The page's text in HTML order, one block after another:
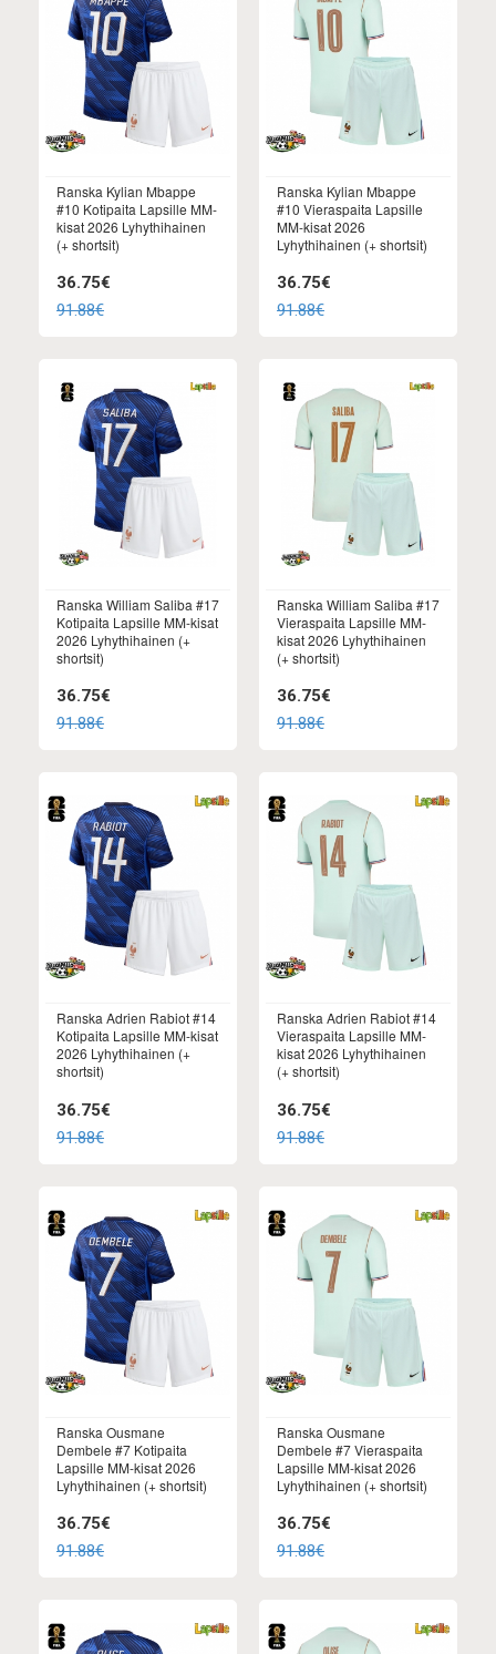
Ranska Kylian Mbappe
#10 Kotipaita Lapsille MM-
kisat 2026 Lyhythihainen
(+ shortsit)
36.75€
91.88€
Ranska Kylian Mbappe
#10 Vieraspaita Lapsille
MM-kisat 2026
Lyhythihainen (+ shortsit)
36.75€
91.88€
Ranska William Saliba #17
Kotipaita Lapsille MM-kisat
2026 Lyhythihainen (+
shortsit)
36.75€
91.88€
Ranska William Saliba #17
Vieraspaita Lapsille MM-
kisat 2026 Lyhythihainen
(+ shortsit)
36.75€
91.88€
Ranska Adrien Rabiot #14
Kotipaita Lapsille MM-kisat
2026 Lyhythihainen (+
shortsit)
36.75€
91.88€
Ranska Adrien Rabiot #14
Vieraspaita Lapsille MM-
kisat 2026 Lyhythihainen
(+ shortsit)
36.75€
91.88€
Ranska Ousmane
Dembele #7 Kotipaita
Lapsille MM-kisat 2026
Lyhythihainen (+ shortsit)
36.75€
91.88€
Ranska Ousmane
Dembele #7 Vieraspaita
Lapsille MM-kisat 2026
Lyhythihainen (+ shortsit)
36.75€
91.88€